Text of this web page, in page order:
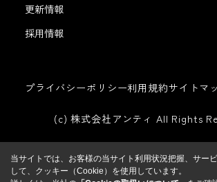
更新情報
採用情報
プライバシーポリシー利用規約サイトマ
(c) 株式会社アンティ All Rights
当サイトでは、お客様の当サイト利用状況把握、サー
して、クッキー（Cookie）を使用しています。